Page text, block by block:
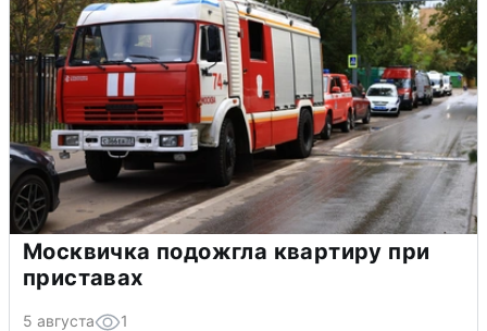
Москвичка подожгла квартиру при
приставах
5 августа 1